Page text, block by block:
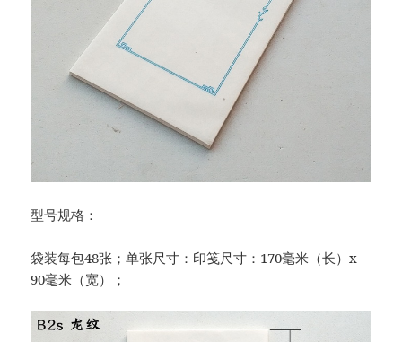
型号规格：
袋装每包48张；单张尺寸：印笺尺寸：170毫米（长）x
90毫米（宽）；